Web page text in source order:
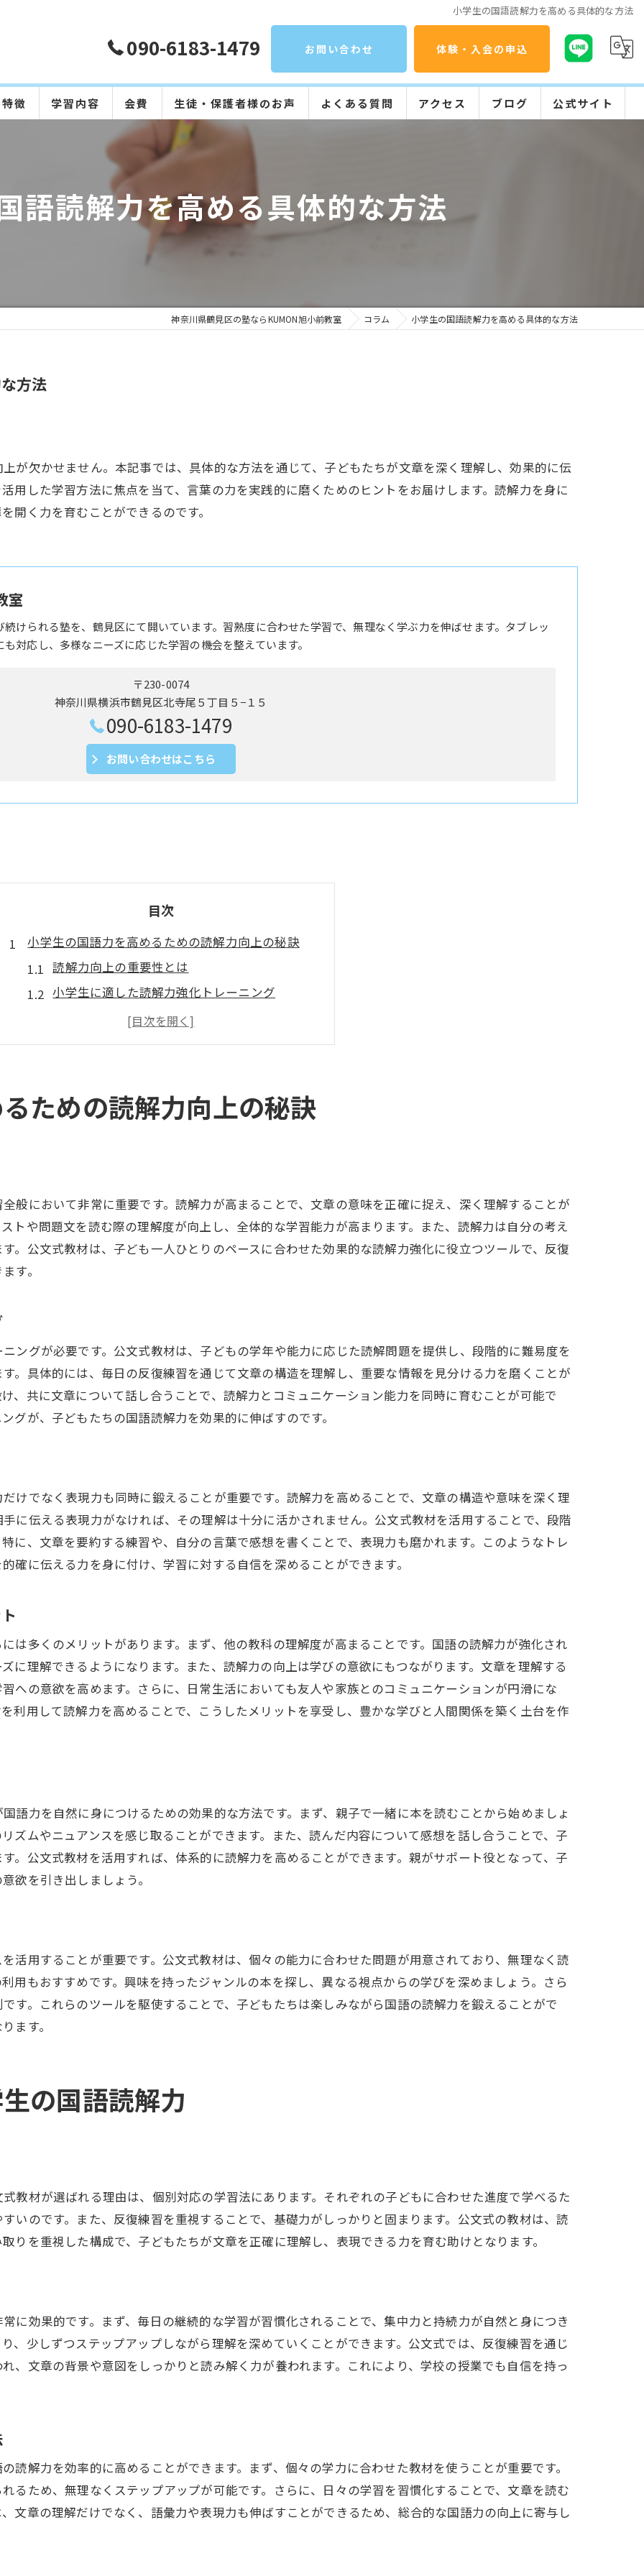
小学生の国語読解力を高める具体的な方法
090-6183-1479 お問い合わせ 体験・入会の申込
徴 学習内容
英語
会費 生徒・保護者様のお声 よくある質問 アクセス ブログ 公式サイト
語読解力を高める具体的な方法
神奈川県鶴見区の塾ならKUMON旭小前教室 コラム 小学生の国語読解力を高める具体的な方法
方法
が欠かせません。本記事では、具体的な方法を通じて、子どもたちが文章を深く理解し、効果的に伝
用した学習方法に焦点を当て、言葉の力を実践的に磨くためのヒントをお届けします。読解力を身に
開く力を育むことができるのです。
室
続けられる塾を、鶴見区にて開いています。習熟度に合わせた学習で、無理なく学ぶ力を伸ばせます。タブレッ
も対応し、多様なニーズに応じた学習の機会を整えています。
〒230-0074
神奈川県横浜市鶴見区北寺尾５丁目５−１５
090-6183-1479
お問い合わせはこちら
目次
小学生の国語力を高めるための読解力向上の秘訣
読解力向上の重要性とは
小学生に適した読解力強化トレーニング
読解力と表現力を同時に鍛える方法
読解力が向上することで得られるメリット
読解力向上に役立つリソースの活用法
公文式教材で磨く小学生の国語読解力
公文式教材の効果的な利用法
家庭で活用する公文式教材の工夫
効果的な読解力強化のための教材選び
読解力向上に不可欠な学習習慣
グループ活動で学ぶ読解力の向上法
読解力を高めるためのフィードバックの重要性
公文式で国語力を総合的に伸ばす
教材を使いこなすためのポイント
公文式を活用した自宅学習のコツ
学習効果を高める公文式の工夫
小学生のための読む力を育む国語の勉強法
読む力を育むための基本戦略
子どもが楽しめる読書習慣の作り方
読解力を支える語彙力の鍛え方
公文式教材で国語の基礎を固める読解力強化法
公文式で学ぶ国語の基礎知識
公文式教材の効果的な基礎活用法
国語力アップのための具体的な読解力向上法
読解力を高めるための実践法
未来を拓くための国語力の重要性
読解力が未来の選択肢を広げる理由
進学に役立つ読解力強化法
読解力を磨くことがもたらすキャリアへの影響
ための読解力向上の秘訣
般において非常に重要です。読解力が高まることで、文章の意味を正確に捉え、深く理解することが
トや問題文を読む際の理解度が向上し、全体的な学習能力が高まります。また、読解力は自分の考え
。公文式教材は、子ども一人ひとりのペースに合わせた効果的な読解力強化に役立つツールで、反復
す。
ングが必要です。公文式教材は、子どもの学年や能力に応じた読解問題を提供し、段階的に難易度を
。具体的には、毎日の反復練習を通じて文章の構造を理解し、重要な情報を見分ける力を磨くことが
、共に文章について話し合うことで、読解力とコミュニケーション能力を同時に育むことが可能で
グが、子どもたちの国語読解力を効果的に伸ばすのです。
けでなく表現力も同時に鍛えることが重要です。読解力を高めることで、文章の構造や意味を深く理
に伝える表現力がなければ、その理解は十分に活かされません。公文式教材を活用することで、段階
に、文章を要約する練習や、自分の言葉で感想を書くことで、表現力も磨かれます。このようなトレ
確に伝える力を身に付け、学習に対する自信を深めることができます。
は多くのメリットがあります。まず、他の教科の理解度が高まることです。国語の読解力が強化され
に理解できるようになります。また、読解力の向上は学びの意欲にもつながります。文章を理解する
への意欲を高めます。さらに、日常生活においても友人や家族とのコミュニケーションが円滑にな
利用して読解力を高めることで、こうしたメリットを享受し、豊かな学びと人間関係を築く土台を作
語力を自然に身につけるための効果的な方法です。まず、親子で一緒に本を読むことから始めましょ
ズムやニュアンスを感じ取ることができます。また、読んだ内容について感想を話し合うことで、子
。公文式教材を活用すれば、体系的に読解力を高めることができます。親がサポート役となって、子
欲を引き出しましょう。
活用することが重要です。公文式教材は、個々の能力に合わせた問題が用意されており、無理なく読
用もおすすめです。興味を持ったジャンルの本を探し、異なる視点からの学びを深めましょう。さら
す。これらのツールを駆使することで、子どもたちは楽しみながら国語の読解力を鍛えることがで
ます。
の国語読解力
教材が選ばれる理由は、個別対応の学習法にあります。それぞれの子どもに合わせた進度で学べるた
いのです。また、反復練習を重視することで、基礎力がしっかりと固まります。公文式の教材は、読
りを重視した構成で、子どもたちが文章を正確に理解し、表現できる力を育む助けとなります。
に効果的です。まず、毎日の継続的な学習が習慣化されることで、集中力と持続力が自然と身につき
、少しずつステップアップしながら理解を深めていくことができます。公文式では、反復練習を通じ
、文章の背景や意図をしっかりと読み解く力が養われます。これにより、学校の授業でも自信を持っ
読解力を効率的に高めることができます。まず、個々の学力に合わせた教材を使うことが重要です。
るため、無理なくステップアップが可能です。さらに、日々の学習を習慣化することで、文章を読む
文章の理解だけでなく、語彙力や表現力も伸ばすことができるため、総合的な国語力の向上に寄与し